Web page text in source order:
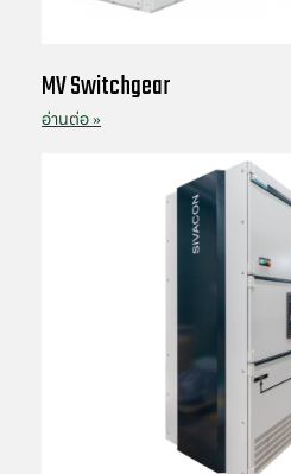
MV Switchgear
อ่านต่อ »